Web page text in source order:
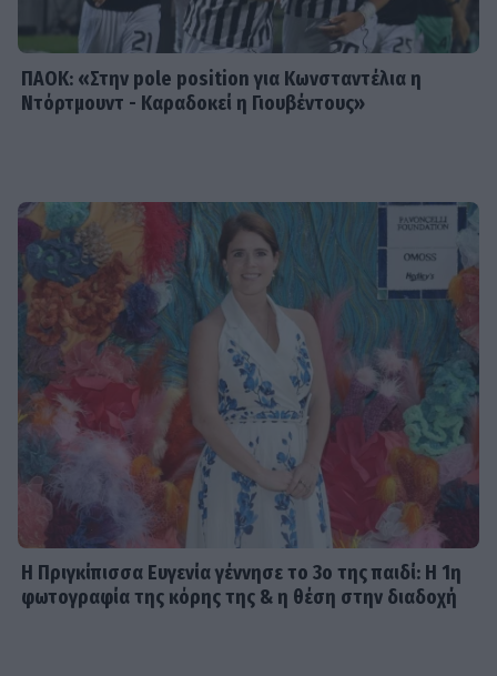
ΠΑΟΚ: «Στην pole position για Κωνσταντέλια η
Ντόρτμουντ - Καραδοκεί η Γιουβέντους»
Η Πριγκίπισσα Ευγενία γέννησε το 3ο της παιδί: Η 1η
φωτογραφία της κόρης της & η θέση στην διαδοχή